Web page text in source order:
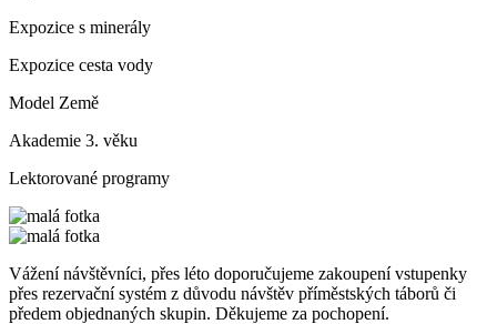
Expozice s minerály
Expozice cesta vody
Model Země
Akademie 3. věku
Lektorované programy
Vážení návštěvníci, přes léto doporučujeme zakoupení vstupenky
přes rezervační systém z důvodu návštěv příměstských táborů či
předem objednaných skupin. Děkujeme za pochopení.